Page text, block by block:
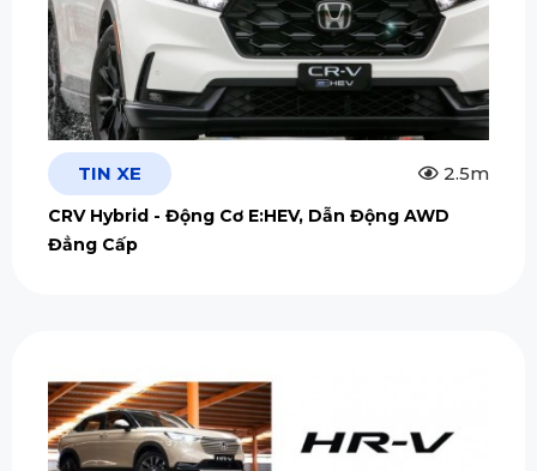
TIN XE 2.5m
CRV Hybrid - Động Cơ E:HEV, Dẫn Động AWD
Đẳng Cấp